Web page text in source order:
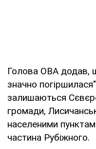
Голова ОВА додав,
значно
залишаються
громади,
населеними
частина Рубіжного.